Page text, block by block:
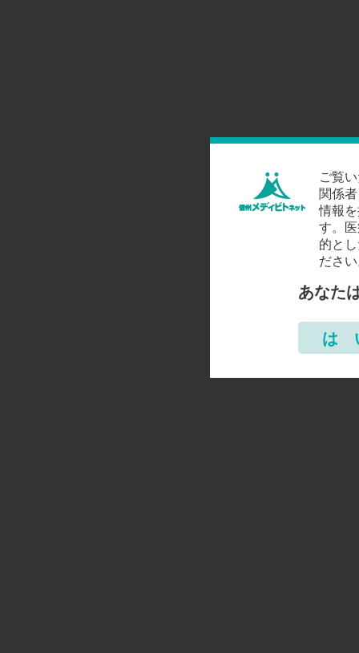
ご覧
関係
情報
す。
的と
ださ
あなた
は